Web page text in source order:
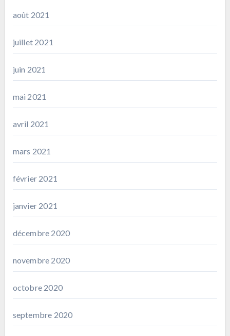
août 2021
juillet 2021
juin 2021
mai 2021
avril 2021
mars 2021
février 2021
janvier 2021
décembre 2020
novembre 2020
octobre 2020
septembre 2020